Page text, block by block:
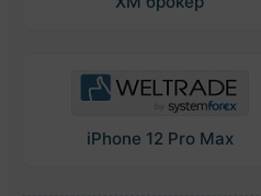
iPhone 12 Pro Max